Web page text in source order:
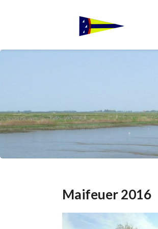
Maifeuer 2016